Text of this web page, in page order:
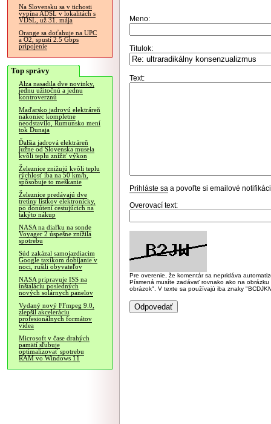
Na Slovensku sa v tichosti
vypína ADSL v lokalitách s
VDSL, už 31. mája
Orange sa doťahuje na UPC
a O2, spustí 2.5 Gbps
pripojenie
Top správy
Alza nasadila dve novinky,
jednu užitočnú a jednu
kontroverznú
Maďarsko jadrovú elektráreň
nakoniec kompletne
neodstavilo, Rumunsko mení
tok Dunaja
Ďalšia jadrová elektráreň
južne od Slovenska musela
kvôli teplu znížiť výkon
Železnice znižujú kvôli teplu
rýchlosť iba na 50 km/h,
spôsobuje to meškanie
Železnice predávajú dve
tretiny lístkov elektronicky,
po donútení cestujúcich na
takýto nákup
NASA na diaľku na sonde
Voyager 2 úspešne znížila
spotrebu
Súd zakázal samojazdiacim
Google taxíkom dobíjanie v
noci, rušili obyvateľov
NASA pripravuje ISS na
inštaláciu posledných
nových solárnych panelov
Vydaný nový FFmpeg 9.0,
zlepšil akceleráciu
profesionálnych formátov
videa
Microsoft v čase drahých
pamätí sľubuje
optimalizovať spotrebu
RAM vo Windows 11
Meno:
Titulok:
Text:
Prihláste sa a povoľte si emailové
Overovací text:
Pre overenie, že komentár sa nepridáva
Písmená musíte zadávať rovnako ako na
obrázok". V texte sa používajú iba znaky